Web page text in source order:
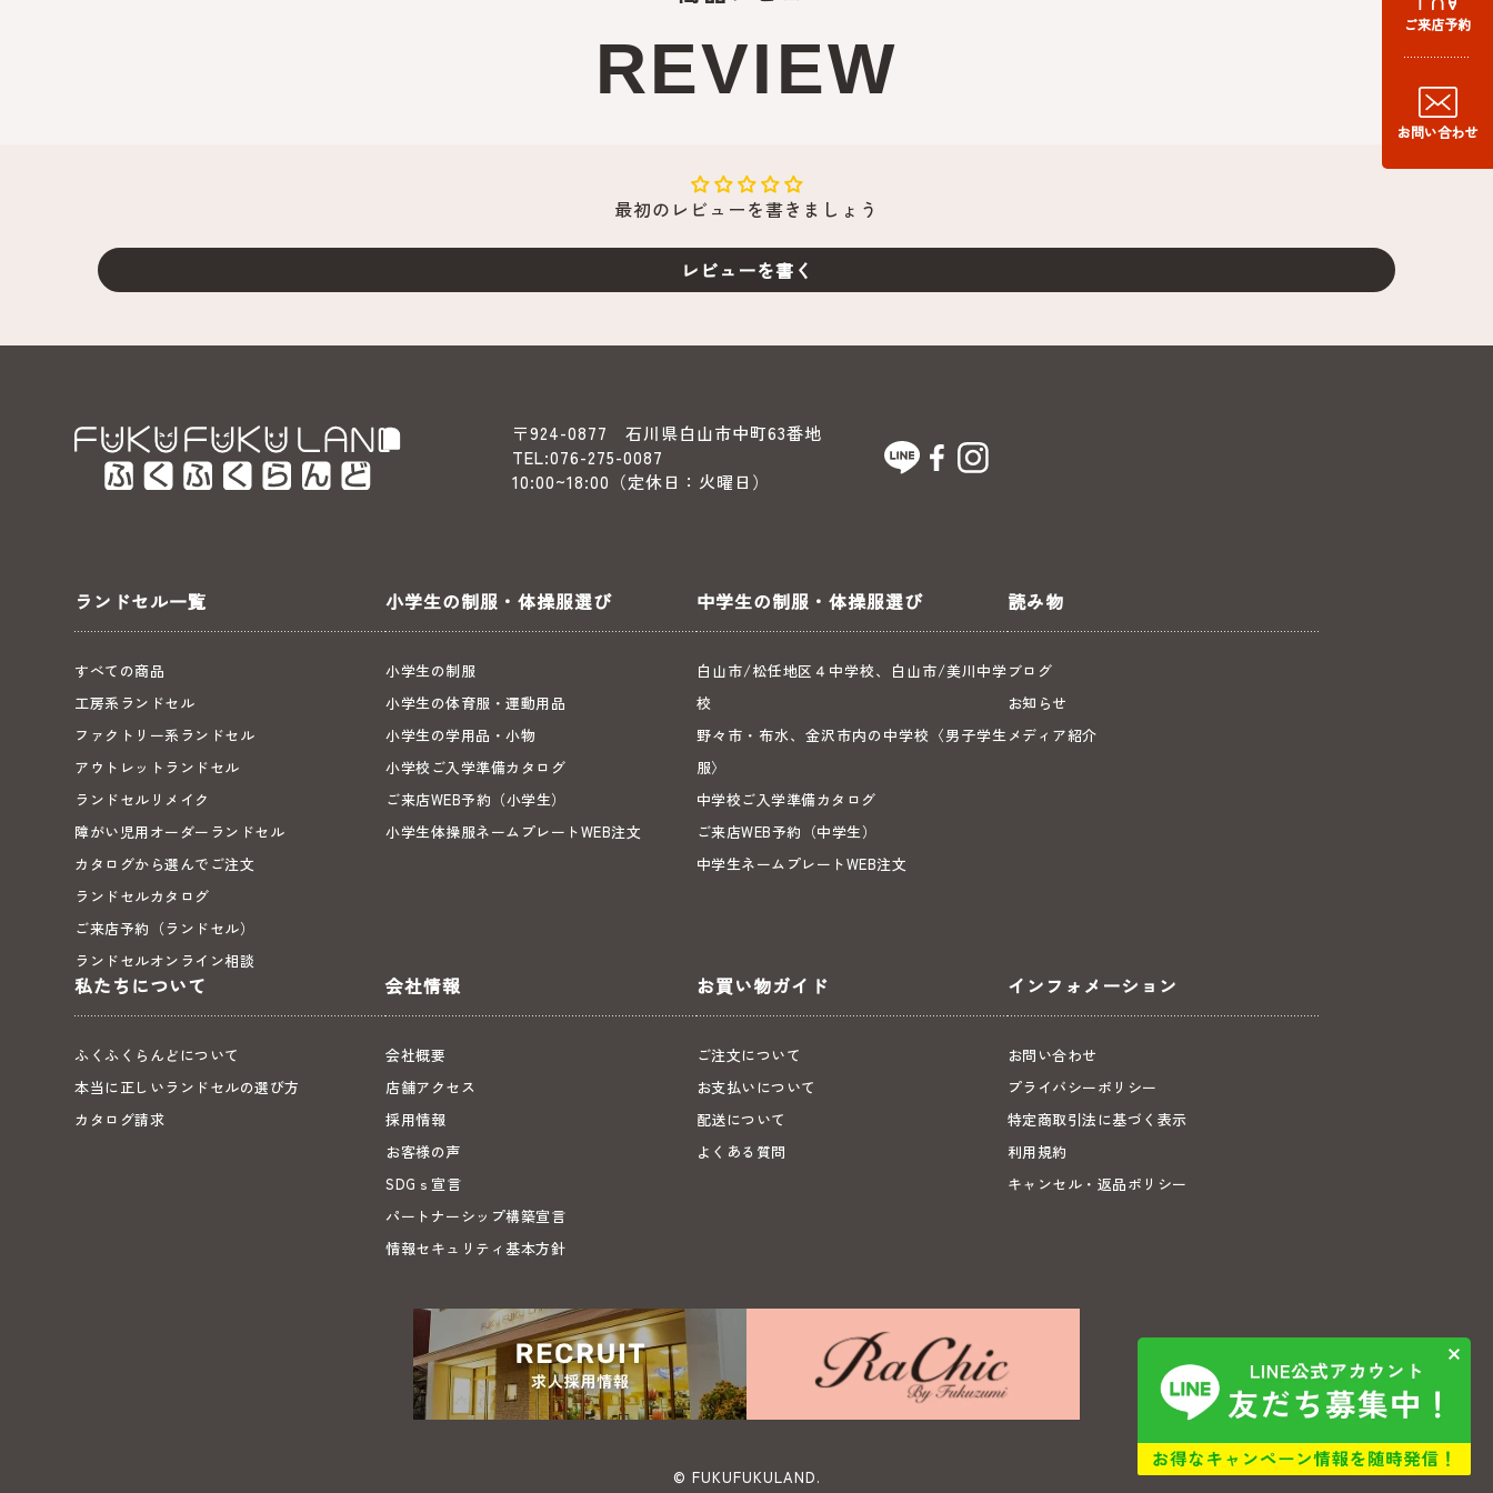
REVIEW
最初のレビューを書きましょう
レビューを書く
〒924-0877 石川県白山市中町63番地
TEL:076-275-0087
10:00~18:00（定休日：火曜日）
ランドセル一覧
すべての商品
工房系ランドセル
ファクトリー系ランドセル
アウトレットランドセル
ランドセルリメイク
障がい児用オーダーランドセル
カタログから選んでご注文
ランドセルカタログ
ご来店予約（ランドセル）
ランドセルオンライン相談
小学生の制服・体操服選び
小学生の制服
小学生の体育服・運動用品
小学生の学用品・小物
小学校ご入学準備カタログ
ご来店WEB予約（小学生）
小学生体操服ネームプレートWEB注文
中学生の制服・体操服選び
白山市/松任地区４中学校、白山市/美川中学
校
野々市・布水、金沢市内の中学校〈男子学生
服〉
中学校ご入学準備カタログ
ご来店WEB予約（中学生）
中学生ネームプレートWEB注文
読み物
ブログ
お知らせ
メディア紹介
私たちについて
ふくふくらんどについて
本当に正しいランドセルの選び方
カタログ請求
会社情報
会社概要
店舗アクセス
採用情報
お客様の声
SDGｓ宣言
パートナーシップ構築宣言
情報セキュリティ基本方針
お買い物ガイド
ご注文について
お支払いについて
配送について
よくある質問
インフォメーション
お問い合わせ
プライバシーポリシー
特定商取引法に基づく表示
利用規約
キャンセル・返品ポリシー
© FUKUFUKULAND.
ご来店予約
お問い合わせ